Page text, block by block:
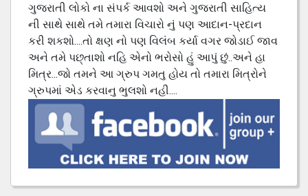
ગુજરાતી લોકો ના સંપર્ક આવશો અને ગુજરાતી સાહિત્ય
ની સાથે સાથે તમે તમારા વિચારો નું પણ આદાન-પ્રદાન
કરી શકશો....તો ક્ષણ નો પણ વિલંબ કર્યા વગર જોડાઈ જાવ
અને તમે પછ્તાશો નહિ એનો ભરોસો હું આપું છું..અને હા
મિત્ર...જો તમને આ ગ્રુપ ગમતુ હોય તો તમારા મિત્રોને
ગ્રુપમાં એડ કરવાનુ ભુલશો નહી....